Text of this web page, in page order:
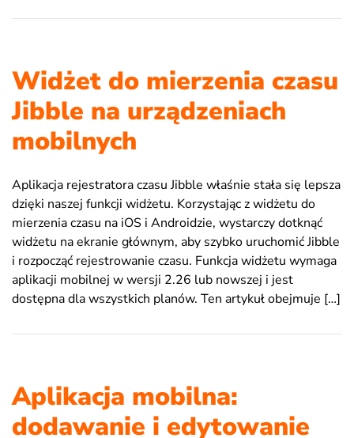
Widżet do mierzenia czasu
Jibble na urządzeniach
mobilnych
Aplikacja rejestratora czasu Jibble właśnie stała się lepsza
dzięki naszej funkcji widżetu. Korzystając z widżetu do
mierzenia czasu na iOS i Androidzie, wystarczy dotknąć
widżetu na ekranie głównym, aby szybko uruchomić Jibble
i rozpocząć rejestrowanie czasu. Funkcja widżetu wymaga
aplikacji mobilnej w wersji 2.26 lub nowszej i jest
dostępna dla wszystkich planów. Ten artykuł obejmuje […]
Aplikacja mobilna:
dodawanie i edytowanie